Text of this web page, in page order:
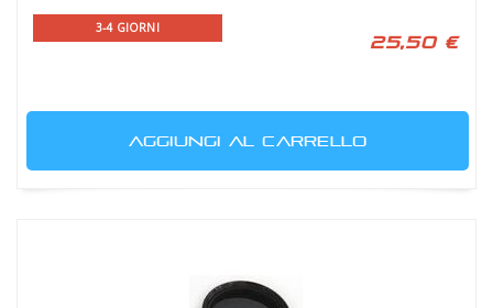
3-4 GIORNI
25,50 €
AGGIUNGI AL CARRELLO